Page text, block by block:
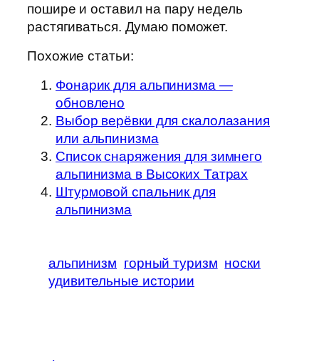
пошире и оставил на пару недель
растягиваться. Думаю поможет.
Похожие статьи:
Фонарик для альпинизма —
обновлено
Выбор верёвки для скалолазания
или альпинизма
Список снаряжения для зимнего
альпинизма в Высоких Татрах
Штурмовой спальник для
альпинизма
альпинизм горный туризм носки
удивительные истории